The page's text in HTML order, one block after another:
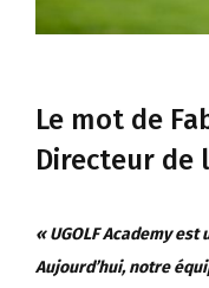
Le mot de
Directeur de
« UGOLF Academy
Aujourd’hui, notre